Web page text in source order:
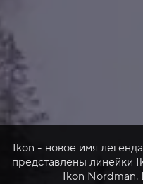
Ikon - новое имя
представлены линейки
Ikon Nordman.